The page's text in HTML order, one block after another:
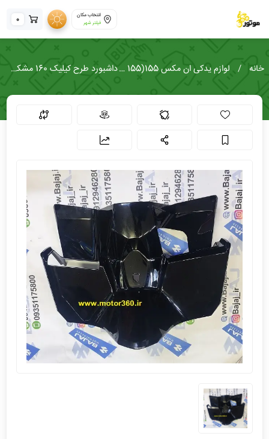
انتخاب مکان
فیلتر شهر
0
خانه لوازم یدکی ان مکس 155(NMAX 155) داشبورد طرح کیلیک 160 مشکی براق